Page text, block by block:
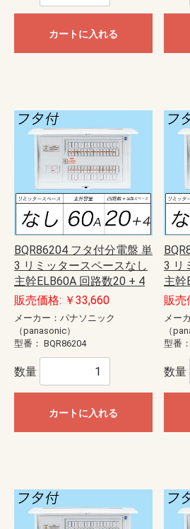
カートに入れる
BQR86204 フタ付分電盤 単
3 リミッタースペースなし
主幹ELB60A 回路数20 + 4
販売価格: ￥33,660
メーカー：パナソニック
（panasonic）
型番： BQR86204
数量
カートに入れる
3 リ
主幹
販売
メー
（
型番：
数量